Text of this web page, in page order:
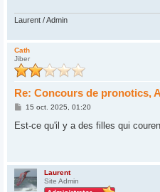
Laurent / Admin
Cath
Jiber
Re: Concours de pronotics,
M
s
15 oct. 2025, 01:20
Est-ce qu'il y a des filles qui
Laurent
Site Admin